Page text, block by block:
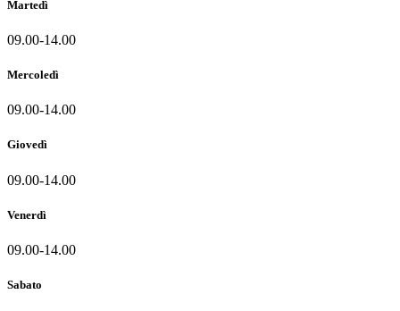
Martedì
09.00-14.00
Mercoledì
09.00-14.00
Giovedì
09.00-14.00
Venerdì
09.00-14.00
Sabato